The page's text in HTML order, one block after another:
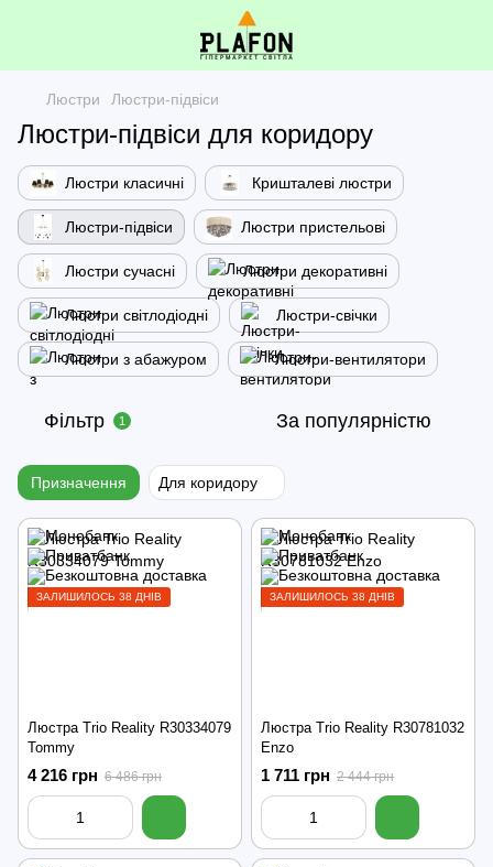
Люстри Люстри-підвіси
Люстри-підвіси для коридору
Люстри класичні Кришталеві люстри
Люстри-підвіси Люстри пристельові
Люстри сучасні Люстри декоративні
Люстри світлодіодні Люстри-свічки
Люстри з абажуром Люстри-вентилятори
Фільтр 1 За популярністю
Призначення Для коридору
ЗАЛИШИЛОСЬ 38 ДНІВ
Люстра Trio Reality R30334079
Tommy
4 216 грн 6 486 грн
ЗАЛИШИЛОСЬ 38 ДНІВ
Люстра Trio Reality R30781032
Enzo
1 711 грн 2 444 грн